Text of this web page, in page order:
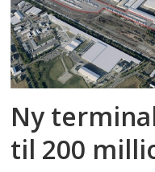
Ny
til 200